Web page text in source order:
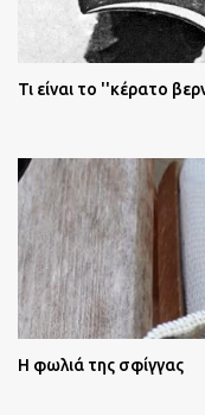
Τι είναι το ''κέρατο
Η φωλιά της σφίγγας